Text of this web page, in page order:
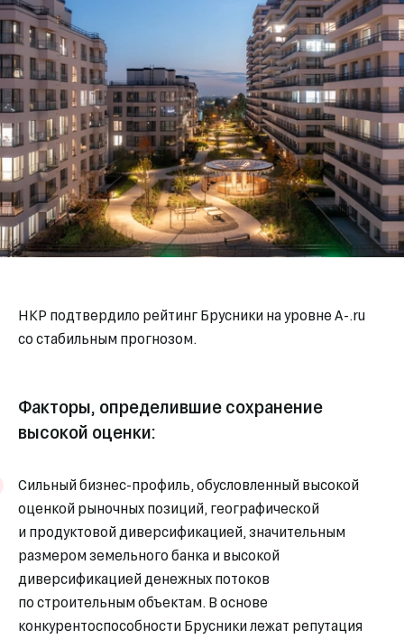
НКР подтвердило рейтинг Брусники на уровне A-.ru
со стабильным прогнозом.
Факторы, определившие сохранение
высокой оценки:
Сильный бизнес-профиль, обусловленный высокой
оценкой рыночных позиций, географической
и продуктовой диверсификацией, значительным
размером земельного банка и высокой
диверсификацией денежных потоков
по строительным объектам. В основе
конкурентоспособности Брусники лежат репутация